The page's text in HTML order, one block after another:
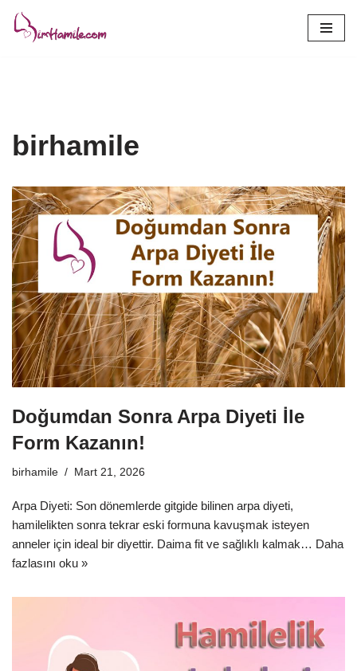
İçeriğe
birhamile
Doğumdan Sonra Arpa Diyeti İle
Form Kazanın!
birhamile Mart 21, 2026
Arpa Diyeti: Son dönemlerde gitgide bilinen arpa diyeti,
hamilelikten sonra tekrar eski formuna kavuşmak isteyen
anneler için ideal bir diyettir. Daima fit ve sağlıklı kalmak… Daha
fazlasını oku »